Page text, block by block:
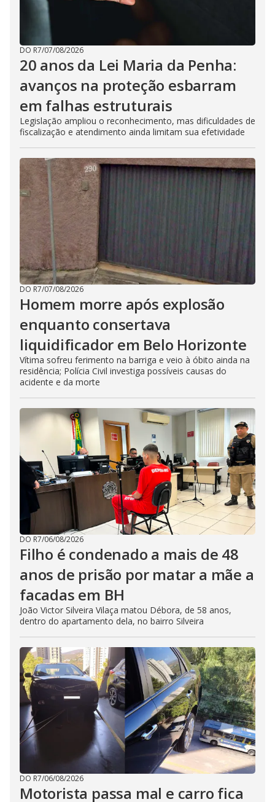
DO R7/07/08/2026
20 anos da Lei Maria da Penha:
avanços na proteção esbarram
em falhas estruturais
Legislação ampliou o reconhecimento, mas dificuldades de
fiscalização e atendimento ainda limitam sua efetividade
DO R7/07/08/2026
Homem morre após explosão
enquanto consertava
liquidificador em Belo Horizonte
Vítima sofreu ferimento na barriga e veio à óbito ainda na
residência; Polícia Civil investiga possíveis causas do
acidente e da morte
DO R7/06/08/2026
Filho é condenado a mais de 48
anos de prisão por matar a mãe a
facadas em BH
João Victor Silveira Vilaça matou Débora, de 58 anos,
dentro do apartamento dela, no bairro Silveira
DO R7/06/08/2026
Motorista passa mal e carro fica